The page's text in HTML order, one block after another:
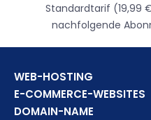
Standardtarif (19,99
nachfolgende
WEB-HOSTING
E-COMMERCE-WEBSITES
DOMAIN-NAME